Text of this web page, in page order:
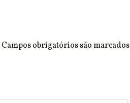
Campos obrigatórios são marcados